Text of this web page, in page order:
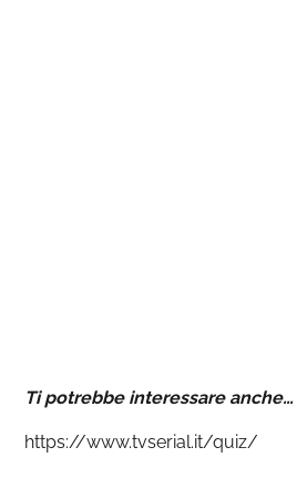
Ti potrebbe interessare anche…
https://www.tvserial.it/quiz/